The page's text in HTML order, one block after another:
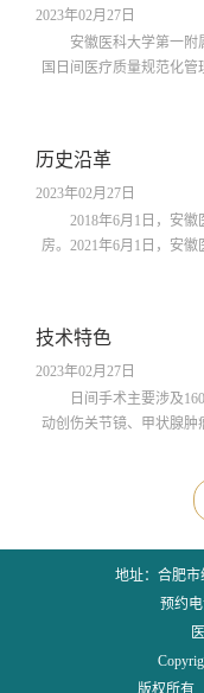
手术管理专委会常务委员
2023年02月27日
安徽医科大学第一附
国日间医疗质量规范化
预约、出入院办理、术前
部分组成，实行集中收治
历史沿革
2023年02月27日
2018年6月1日，安
房。2021年6月1日，安
协会日间手术管理专业委
大学第一附属医院高新院
技术特色
2023年02月27日
日间手术主要涉及
动创伤关节镜、甲状腺肿
地址：合肥市
预约电
版权所有